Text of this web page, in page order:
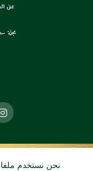
عن
مجلة